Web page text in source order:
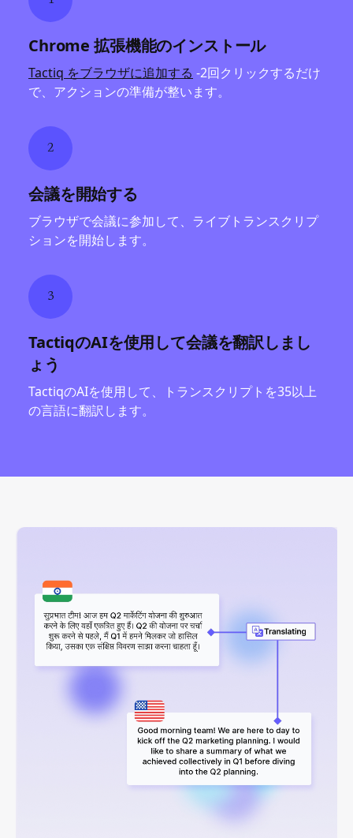
Chrome 拡張機能のインストール
Tactiq をブラウザに追加する -2回クリックするだけ
で、アクションの準備が整います。
2
会議を開始する
ブラウザで会議に参加して、ライブトランスクリプ
ションを開始します。
3
TactiqのAIを使用して会議を翻訳しまし
ょう
TactiqのAIを使用して、トランスクリプトを35以上
の言語に翻訳します。